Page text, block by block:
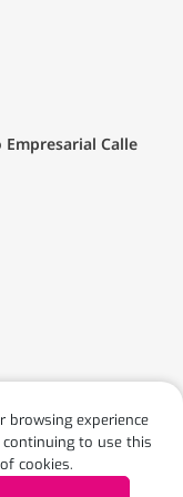
Empresarial Calle
browsing experience
to use this
cookies.